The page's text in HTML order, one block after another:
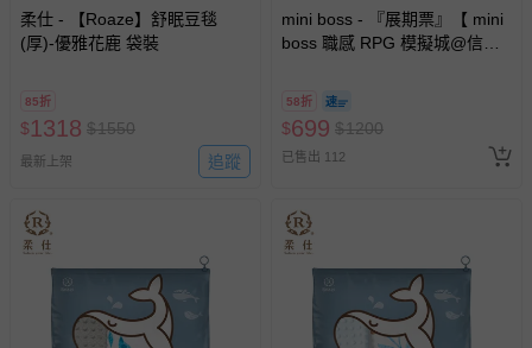
柔仕 - 【Roaze】舒眠豆毯
(厚)-優雅花鹿 袋裝
85折
$1318 $1550
最新上架 追蹤
mini boss - 『展期票』【 mini
boss 職感 RPG 模擬城@信義
期作廢) (兒童票(2歲以上)贈一
名陪伴成人)
58折
$699 $1200
已售出 112